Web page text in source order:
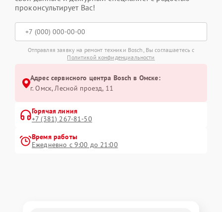
проконсультирует Вас!
Отправляя заявку на ремонт техники Bosch, Вы соглашаетесь с
Политикой конфиденциальности
Адрес сервисного центра Bosch в Омске:
г. Омск, ​Лесной проезд, 11
Горячая линия
+7 (381) 267-81-50
Время работы
Ежедневно с 9:00 до 21:00